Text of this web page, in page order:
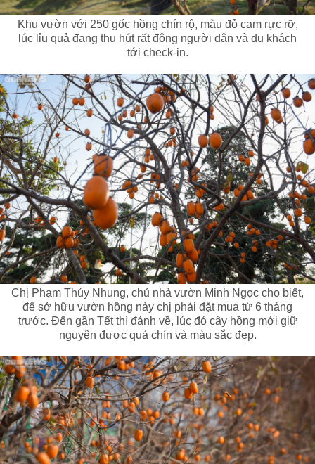
Khu vườn với 250 gốc hồng chín rộ, màu đỏ cam rực rỡ,
lúc lỉu quả đang thu hút rất đông người dân và du khách
tới check-in.
Chị Phạm Thúy Nhung, chủ nhà vườn Minh Ngọc cho biết,
để sở hữu vườn hồng này chị phải đặt mua từ 6 tháng
trước. Đến gần Tết thì đánh về, lúc đó cây hồng mới giữ
nguyên được quả chín và màu sắc đẹp.